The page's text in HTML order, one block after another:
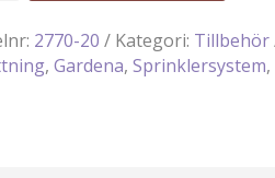
2770-20 Kategori: Tillbehör
, Gardena, Sprinklersystem,